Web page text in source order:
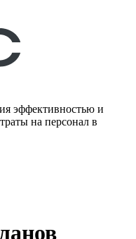
эффективностью и
на персонал в